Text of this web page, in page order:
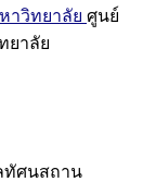
าวิทยาลัย ศูนย์
ยาลัย
ศนสถาน